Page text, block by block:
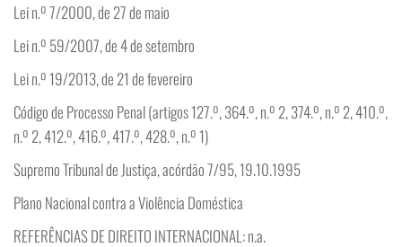
Lei n.º 7/2000, de 27 de maio
Lei n.º 59/2007, de 4 de setembro
Lei n.º 19/2013, de 21 de fevereiro
Código de Processo Penal (artigos 127.º, 364.º, n.º 2, 374.º, n.º 2, 410.º,
n.º 2, 412.º, 416.º, 417.º, 428.º, n.º 1)
Supremo Tribunal de Justiça, acórdão 7/95, 19.10.1995
Plano Nacional contra a Violência Doméstica
REFERÊNCIAS DE DIREITO INTERNACIONAL: n.a.